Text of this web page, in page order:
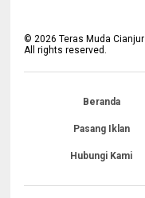
©2026 Teras Muda Cianjur
All rights reserved.
Beranda
Pasang Iklan
Hubungi Kami